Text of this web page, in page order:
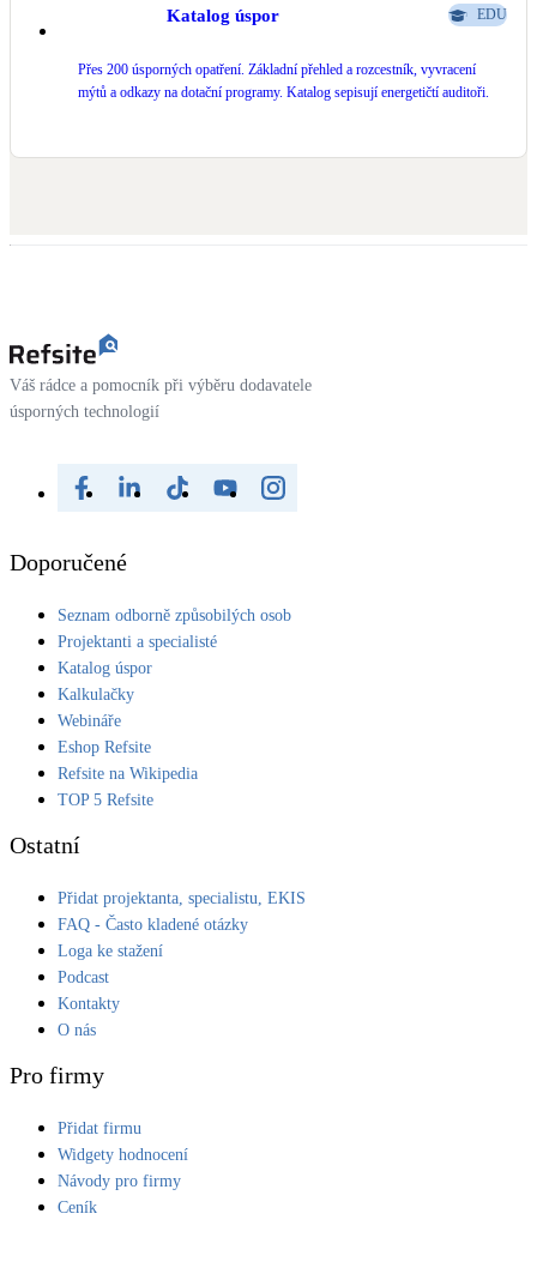
Malé i velké turbíny
Katalog úspor EDU
Přes 200 úsporných opatření. Základní přehled a rozcestník, vyvracení
mýtů a odkazy na dotační programy. Katalog sepisují energetičtí auditoři.
Váš rádce a pomocník při výběru dodavatele
úsporných technologií
Doporučené
Seznam odborně způsobilých osob
Projektanti a specialisté
Katalog úspor
Kalkulačky
Webináře
Eshop Refsite
Refsite na Wikipedia
TOP 5 Refsite
Ostatní
Přidat projektanta, specialistu, EKIS
FAQ - Často kladené otázky
Loga ke stažení
Podcast
Kontakty
O nás
Pro firmy
Přidat firmu
Widgety hodnocení
Návody pro firmy
Ceník